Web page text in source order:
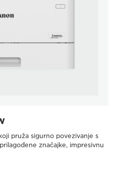
pruža sigurno povezivanje s
značajke, impresivnu